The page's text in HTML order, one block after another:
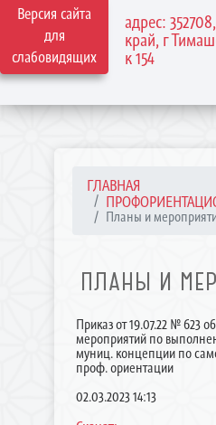
Версия сайта
для
слабовидящих
адрес:
край, г
к 154
ГЛАВНАЯ
Планы и
ПЛАНЫ И
Приказ от 19.07.22 № 623
мероприятий по
муниц. концепции по
проф. ориентации
02.03.2023 14:13